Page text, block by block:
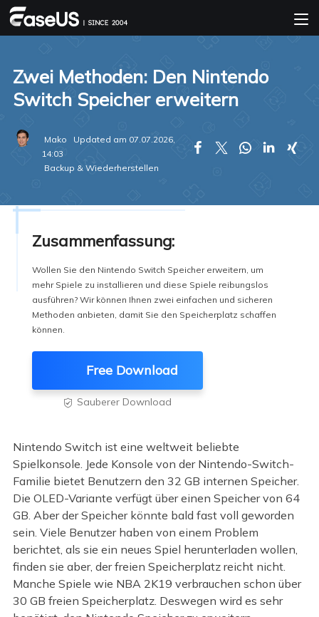
Zwei Methoden: Den Nintendo
Switch Speicher erweitern
Mako
Updated am 07.07.2026,
14:03
Backup & Wiederherstellen
    
Zusammenfassung:
Wollen Sie den Nintendo Switch Speicher erweitern, um
mehr Spiele zu installieren und diese Spiele reibungslos
ausführen? Wir können Ihnen zwei einfachen und sicheren
Methoden anbieten, damit Sie den Speicherplatz schaffen
können.
Free Download
 Sauberer Download
Nintendo Switch ist eine weltweit beliebte
Spielkonsole. Jede Konsole von der Nintendo-Switch-
Familie bietet Benutzern den 32 GB internen Speicher.
Die OLED-Variante verfügt über einen Speicher von 64
GB. Aber der Speicher könnte bald fast voll geworden
sein. Viele Benutzer haben von einem Problem
berichtet, als sie ein neues Spiel herunterladen wollen,
finden sie aber, der freien Speicherplatz reicht nicht.
Manche Spiele wie NBA 2K19 verbrauchen schon über
30 GB freien Speicherplatz. Deswegen wird es sehr